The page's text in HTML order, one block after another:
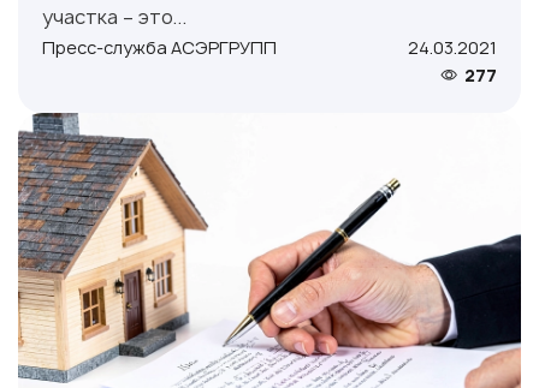
участка – это...
Пресс-служба АСЭРГРУПП
24.03.2021
277